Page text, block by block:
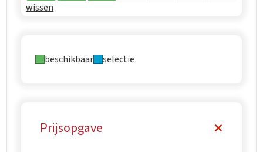
wissen
beschikbaar selectie
Prijsopgave